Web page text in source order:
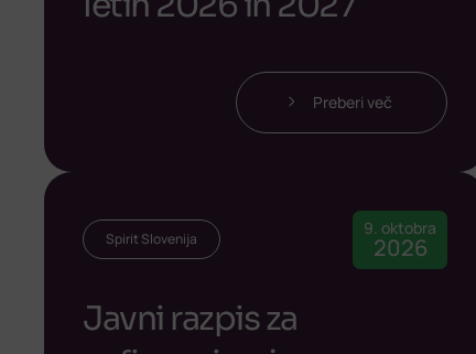
Preberi več
Spirit Slovenija
9. oktobra
2026
Javni razpis za